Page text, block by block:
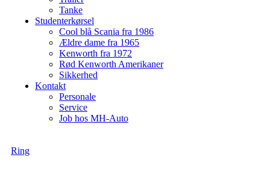
Tanke
Studenterkørsel
Cool blå Scania fra 1986
Ældre dame fra 1965
Kenworth fra 1972
Rød Kenworth Amerikaner
Sikkerhed
Kontakt
Personale
Service
Job hos MH-Auto
Ring